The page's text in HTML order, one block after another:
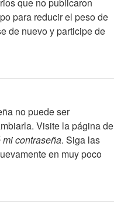
para reducir el peso de
de nuevo y participe de
no puede ser
Visite la página de
mi contraseña. Siga las
en muy poco